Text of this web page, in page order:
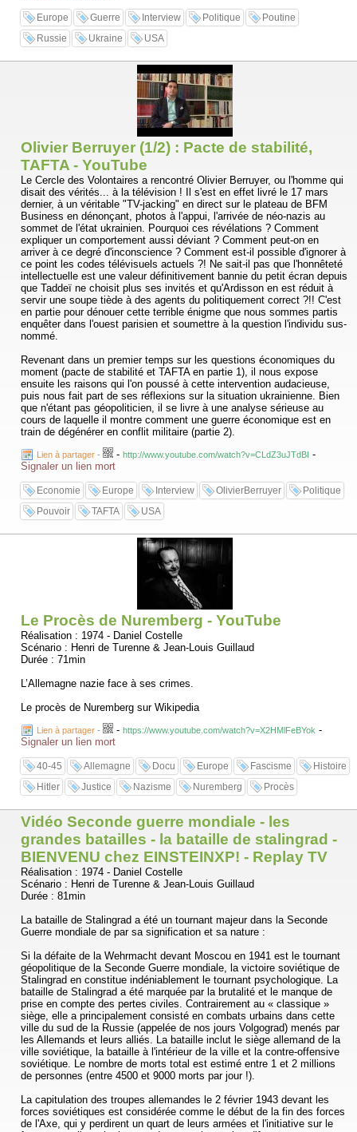
Europe Guerre Interview Politique
Poutine
Russie
Ukraine USA
Olivier Berruyer (1/2) : Pacte de stabilité,
TAFTA - YouTube
Le Cercle des Volontaires a rencontré Olivier Berruyer, ou l'homme qui
disait des vérités... à la télévision ! Il s'est en effet livré le 17 mars
dernier, à un véritable "TV-jacking" en direct sur le plateau de BFM
Business en dénonçant, photos à l'appui, l'arrivée de néo-nazis au
sommet de l'état ukrainien. Pourquoi ces révélations ? Comment
expliquer un comportement aussi déviant ? Comment peut-on en
arriver à ce degré d'inconscience ? Comment est-il possible d'ignorer à
ce point les codes télévisuels actuels ?! Ne sait-il pas que l'honnêteté
intellectuelle est une valeur définitivement bannie du petit écran depuis
que Taddeï ne choisit plus ses invités et qu'Ardisson en est réduit à
servir une soupe tiède à des agents du politiquement correct ?!! C'est
en partie pour dénouer cette terrible énigme que nous sommes partis
enquêter dans l'ouest parisien et soumettre à la question l'individu sus-
nommé.
Revenant dans un premier temps sur les questions économiques du
moment (pacte de stabilité et TAFTA en partie 1), il nous expose
ensuite les raisons qui l'on poussé à cette intervention audacieuse,
puis nous fait part de ses réflexions sur la situation ukrainienne. Bien
que n'étant pas géopoliticien, il se livre à une analyse sérieuse au
cours de laquelle il montre comment une guerre économique est en
train de dégénérer en conflit militaire (partie 2).
Lien à partager - - http://www.youtube.com/watch?v=CLdZ3uJTdBI -
Signaler un lien mort
Economie Europe Interview OlivierBerruyer
Politique
Pouvoir
TAFTA USA
Le Procès de Nuremberg - YouTube
Réalisation : 1974 - Daniel Costelle
Scénario : Henri de Turenne & Jean-Louis Guillaud
Durée : 71min
L’Allemagne nazie face à ses crimes.
Le procès de Nuremberg sur Wikipedia
Lien à partager - - https://www.youtube.com/watch?v=X2HMlFeBYok -
Signaler un lien mort
40-45 Allemagne Docu Europe Fascisme
Histoire
Hitler
Justice Nazisme Nuremberg Procès
Vidéo Seconde guerre mondiale - les
grandes batailles - la bataille de stalingrad -
BIENVENU chez EINSTEINXP! - Replay TV
Réalisation : 1974 - Daniel Costelle
Scénario : Henri de Turenne & Jean-Louis Guillaud
Durée : 81min
La bataille de Stalingrad a été un tournant majeur dans la Seconde
Guerre mondiale de par sa signification et sa nature :
Si la défaite de la Wehrmacht devant Moscou en 1941 est le tournant
géopolitique de la Seconde Guerre mondiale, la victoire soviétique de
Stalingrad en constitue indéniablement le tournant psychologique. La
bataille de Stalingrad a été marquée par la brutalité et le manque de
prise en compte des pertes civiles. Contrairement au « classique »
siège, elle a principalement consisté en combats urbains dans cette
ville du sud de la Russie (appelée de nos jours Volgograd) menés par
les Allemands et leurs alliés. La bataille inclut le siège allemand de la
ville soviétique, la bataille à l'intérieur de la ville et la contre-offensive
soviétique. Le nombre de morts total est estimé entre 1 et 2 millions
de personnes (entre 4500 et 9000 morts par jour !).
La capitulation des troupes allemandes le 2 février 1943 devant les
forces soviétiques est considérée comme le début de la fin des forces
de l'Axe, qui y perdirent un quart de leurs armées et l'initiative sur le